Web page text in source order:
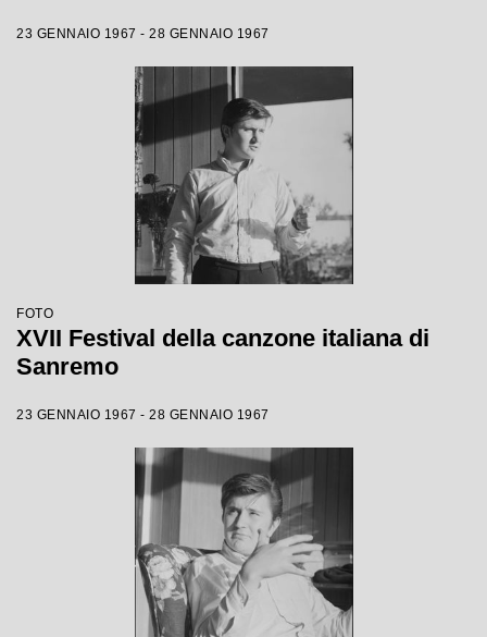
23 GENNAIO 1967 - 28 GENNAIO 1967
FOTO
XVII Festival della canzone italiana di
Sanremo
23 GENNAIO 1967 - 28 GENNAIO 1967